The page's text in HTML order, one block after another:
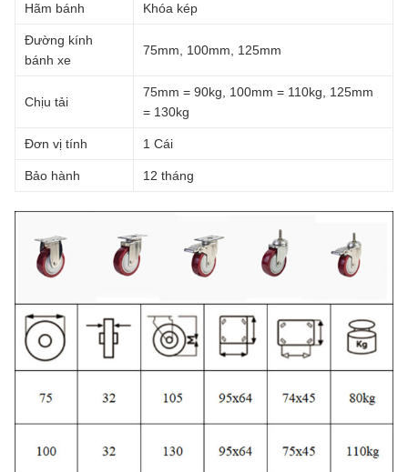
Hãm bánh Khóa kép
Đường kính
bánh xe
75mm, 100mm, 125mm
Chịu tải
75mm = 90kg, 100mm = 110kg, 125mm
= 130kg
Đơn vị tính 1 Cái
Bảo hành 12 tháng